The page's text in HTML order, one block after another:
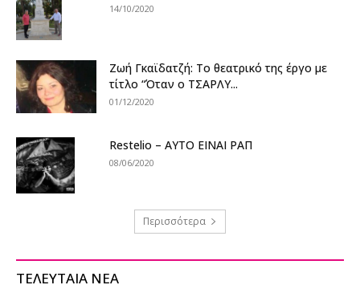
14/10/2020
Ζωή Γκαϊδατζή: Το θεατρικό της έργο με
τίτλο “Όταν ο ΤΣΑΡΛΥ...
01/12/2020
Restelio – ΑΥΤΟ ΕΙΝΑΙ ΡΑΠ
08/06/2020
Περισσότερα
ΤΕΛΕΥΤΑΙΑ ΝΕΑ